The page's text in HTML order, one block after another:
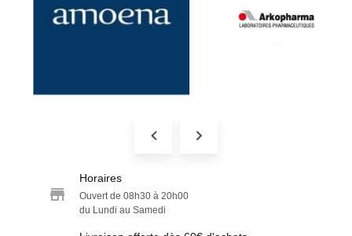
Horaires
Ouvert de 08h30 à 20h00
du Lundi au Samedi